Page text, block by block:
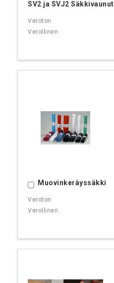
SV2 ja SVJ2 Säkkivaunut
Muovinkeräyssäkki
Ostoskoriin